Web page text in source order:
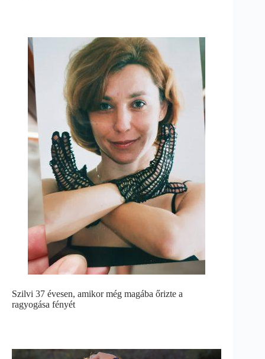
Szilvi 37 évesen, amikor még magába őrizte a
ragyogása fényét